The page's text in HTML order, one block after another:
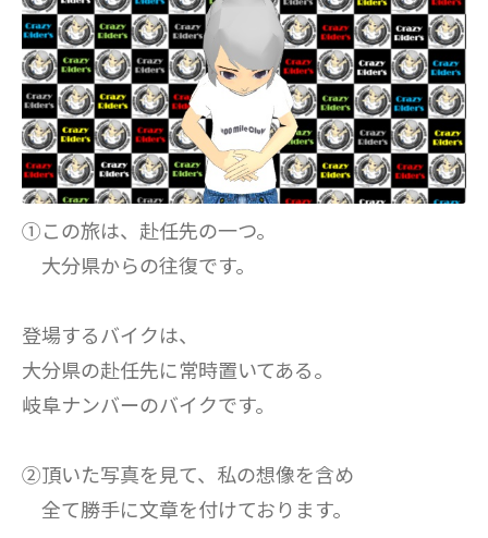
①この旅は、赴任先の一つ。
大分県からの往復です。
登場するバイクは、
大分県の赴任先に常時置いてある。
岐阜ナンバーのバイクです。
②頂いた写真を見て、私の想像を含め
全て勝手に文章を付けております。